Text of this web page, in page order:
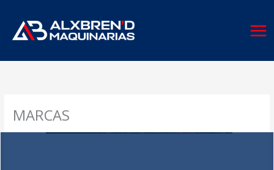
contenido
MARCAS